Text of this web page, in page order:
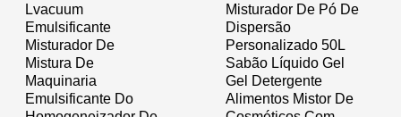
Lvacuum
Emulsificante
Misturador De
Mistura De
Maquinaria
Emulsificante Do
Misturador De Pó De
Dispersão
Personalizado 50L
Sabão Líquido Gel
Gel Detergente
Alimentos Mistor De